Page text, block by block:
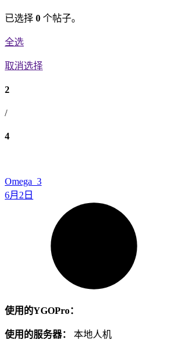
已选择 0 个帖子。
全选
取消选择
2
/
4
Omega_3
6月2日
使用的YGOPro：
使用的服务器： 本地人机